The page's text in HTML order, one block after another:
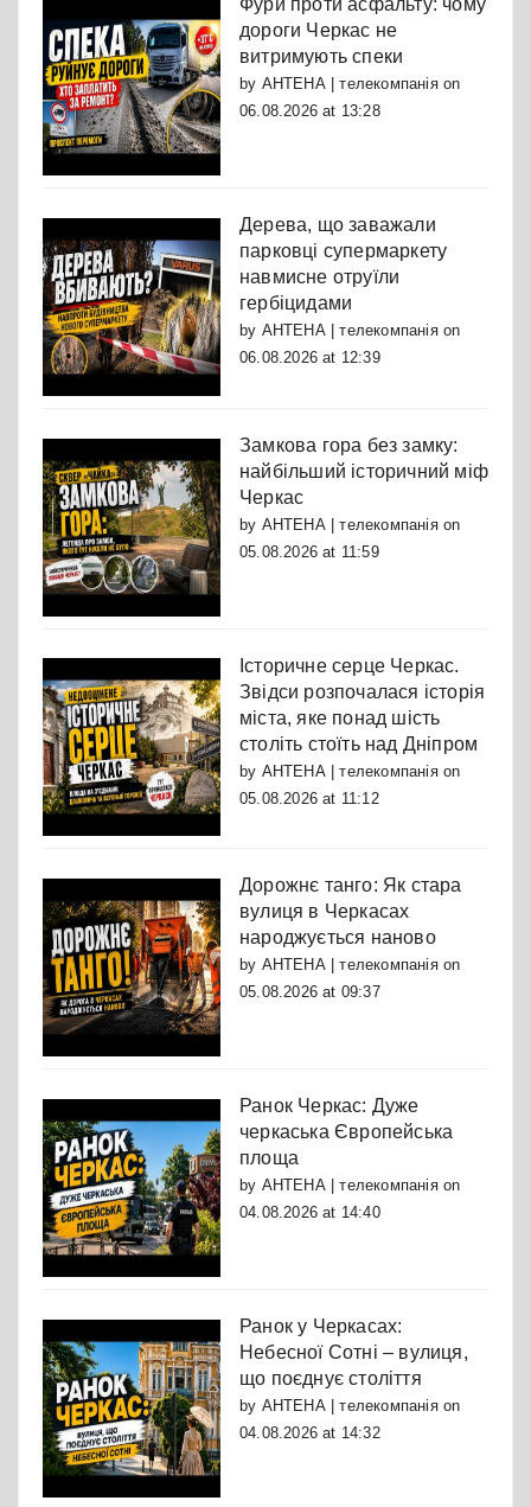
Фури проти асфальту: чому
дороги Черкас не
витримують спеки
by АНТЕНА | телекомпаніяon
06.08.2026 at 13:28
Дерева, що заважали
парковці супермаркету
навмисне отруїли
гербіцидами
by АНТЕНА | телекомпаніяon
06.08.2026 at 12:39
Замкова гора без замку:
найбільший історичний міф
Черкас
by АНТЕНА | телекомпаніяon
05.08.2026 at 11:59
Історичне серце Черкас.
Звідси розпочалася історія
міста, яке понад шість
століть стоїть над Дніпром
by АНТЕНА | телекомпаніяon
05.08.2026 at 11:12
Дорожнє танго: Як стара
вулиця в Черкасах
народжується наново
by АНТЕНА | телекомпаніяon
05.08.2026 at 09:37
Ранок Черкас: Дуже
черкаська Європейська
площа
by АНТЕНА | телекомпаніяon
04.08.2026 at 14:40
Ранок у Черкасах:
Небесної Сотні – вулиця,
що поєднує століття
by АНТЕНА | телекомпаніяon
04.08.2026 at 14:32